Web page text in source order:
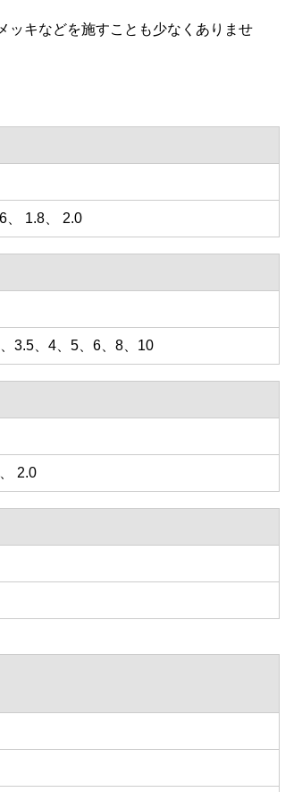
ッキなどを施すことも少なくありませ
、 1.8、 2.0
3.5、4、5、6、8、10
2.0